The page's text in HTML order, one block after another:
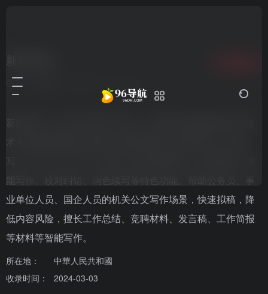
新华妙笔
7个月前更新
新华妙笔，AI公文写作学习平台，由新华社媒体融合生产技
术与系统国家重点实验室与博特智能公司联合研发。集查、
能写作、校对纠错、润色续写等特色功能。帮助公务员、事
业单位人员、国企人员的机关公文写作场景，快速拟稿，降
低内容风险，擅长工作总结、竞聘材料、发言稿、工作简报
等材料等智能写作。
所在地：
中華人民共和國
收录时间：
2024-03-03